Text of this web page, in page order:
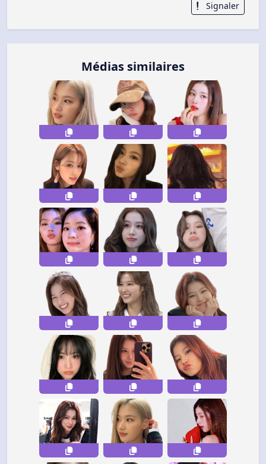
Signaler
Médias similaires